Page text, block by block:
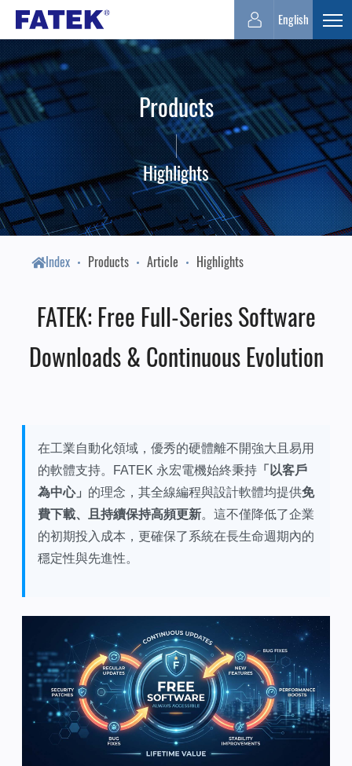
FATEK
Automation
Corporation
English
Products
Highlights
Index Products Article Highlights
FATEK: Free Full-Series Software
Downloads & Continuous Evolution
在工業自動化領域，優秀的硬體離不開強大且易用
的軟體支持。FATEK 永宏電機始終秉持 「以客戶
為中心」 的理念，其全線編程與設計軟體均提供免
費下載、且持續保持高頻更新。這不僅降低了企業
的初期投入成本，更確保了系統在長生命週期內的
穩定性與先進性。